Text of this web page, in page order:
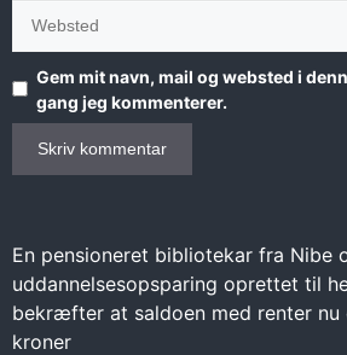
Gem mit navn, mail og websted i
gang jeg kommenterer.
En pensioneret bibliotekar fra Nibe
uddannelsesopsparing oprettet til
bekræfter at saldoen med renter nu
kroner